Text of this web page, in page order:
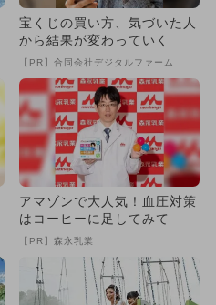
宝くじの買い方、気づいた人
から結果が変わっていく
【PR】合同会社デジタルファーム
アマゾンで大人気！血圧対策
はコーヒーに足してみて
【PR】森永乳業